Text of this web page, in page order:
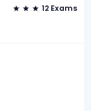
12 Exams